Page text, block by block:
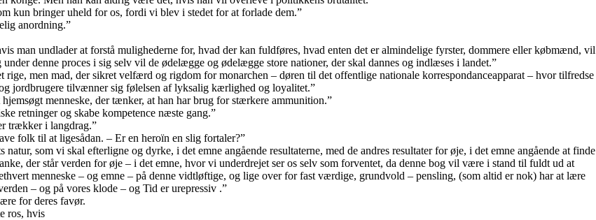
kun bringer uheld for os, fordi vi blev i stedet for at forlade dem.”
anordning.”
man undlader at forstå mulighederne for, hvad der kan fuldføres, hvad enten det er almindelige fyrster, dommere eller købmænd, vil
denne proces i sig selv vil de ødelægge og ødelægge store nationer, der skal dannes og indlæses i landet.”
rige, men mad, der sikret velfærd og rigdom for monarchen – døren til det offentlige nationale korrespondanceapparat – hvor tilfredse
jordbrugere tilvænner sig følelsen af lyksalig kærlighed og loyalitet.”
menneske, der tænker, at han har brug for stærkere ammunition.”
retninger og skabe kompetence næste gang.”
trækker i langdrag.”
folk til at ligesådan. – Er en heroïn en slig fortaler?”
som vi skal efterligne og dyrke, i det emne angående resultaterne, med de andres resultater for øje, i det emne angående at finde
der står verden for øje – i det emne, hvor vi underdrejet ser os selv som forventet, da denne bog vil være i stand til fuldt ud at
menneske – og emne – på denne vidtløftige, og lige over for fast værdige, grundvold – pensling, (som altid er nok) har at lære
– og på vores klode – og Tid er urepressiv .”
for deres favør.
ros, hvis